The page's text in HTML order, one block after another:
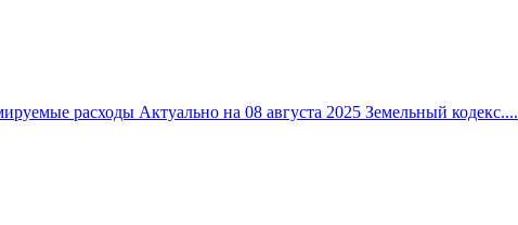
расходы Актуально на 08 августа 2025 Земельный кодекс....